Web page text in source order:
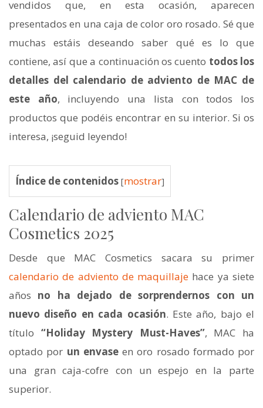
vendidos que, en esta ocasión, aparecen
presentados en una caja de color oro rosado. Sé que
muchas estáis deseando saber qué es lo que
contiene, así que a continuación os cuento todos los
detalles del calendario de adviento de MAC de
este año, incluyendo una lista con todos los
productos que podéis encontrar en su interior. Si os
interesa, ¡seguid leyendo!
Índice de contenidos [mostrar]
Calendario de adviento MAC
Cosmetics 2025
Desde que MAC Cosmetics sacara su primer
calendario de adviento de maquillaje hace ya siete
años no ha dejado de sorprendernos con un
nuevo diseño en cada ocasión. Este año, bajo el
título “Holiday Mystery Must-Haves”, MAC ha
optado por un envase en oro rosado formado por
una gran caja-cofre con un espejo en la parte
superior.